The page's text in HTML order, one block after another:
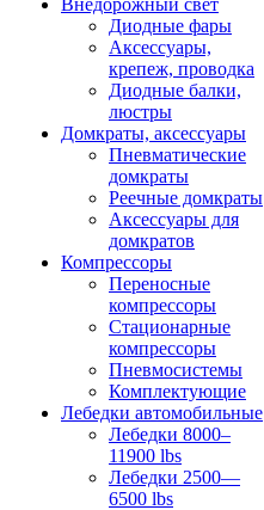
Внедорожный свет
Диодные фары
Аксессуары,
крепеж, проводка
Диодные балки,
люстры
Домкраты, аксессуары
Пневматические
домкраты
Реечные домкраты
Аксессуары для
домкратов
Компрессоры
Переносные
компрессоры
Стационарные
компрессоры
Пневмосистемы
Комплектующие
Лебедки автомобильные
Лебедки 8000–
11900 lbs
Лебедки 2500—
6500 lbs